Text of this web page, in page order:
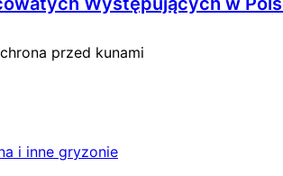
przed kunami
i inne gryzonie